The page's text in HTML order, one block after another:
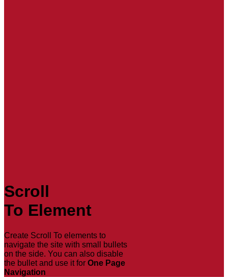
Scroll
To Element
Create Scroll To elements to
navigate the site with small bullets
on the side. You can also disable
the bullet and use it for One Page
Navigation